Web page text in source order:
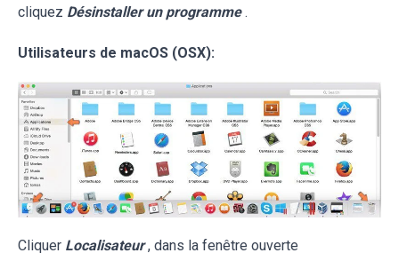
cliquez Désinstaller un programme .
Utilisateurs de macOS (OSX):
Cliquer Localisateur , dans la fenêtre ouverte